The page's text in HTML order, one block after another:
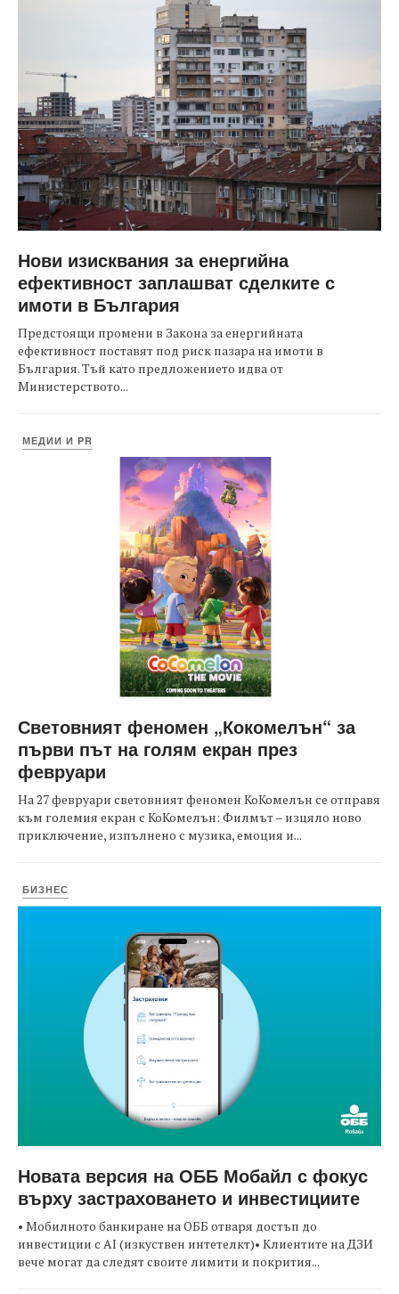
Нови изисквания за енергийна
ефективност заплашват сделките с
имоти в България
Предстоящи промени в Закона за енергийната
ефективност поставят под риск пазара на имоти в
България. Тъй като предложението идва от
Министерството...
МЕДИИ И PR
Световният феномен „Кокомелън“ за
първи път на голям екран през
февруари
На 27 февруари световният феномен КоКомелън се отправя
към големия екран с КоКомелън: Филмът – изцяло ново
приключение, изпълнено с музика, емоция и...
БИЗНЕС
Новата версия на ОББ Мобайл с фокус
върху застраховането и инвестициите
• Мобилното банкиране на ОББ отваря достъп до
инвестиции с AI (изкуствен интетелкт)• Клиентите на ДЗИ
вече могат да следят своите лимити и покрития...